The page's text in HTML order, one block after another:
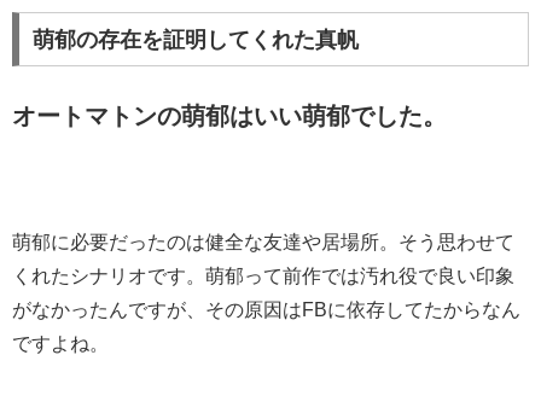
萌郁の存在を証明してくれた真帆
オートマトンの萌郁はいい萌郁でした。
萌郁に必要だったのは健全な友達や居場所。そう思わせて
くれたシナリオです。萌郁って前作では汚れ役で良い印象
がなかったんですが、その原因はFBに依存してたからなん
ですよね。